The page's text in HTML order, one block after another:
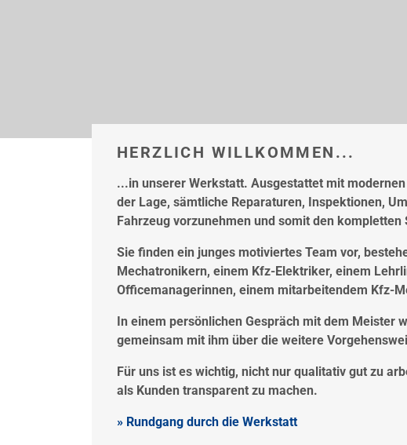
HERZLICH WILLKOMMEN...
...in unserer Werkstatt. Ausgestattet mit
der Lage, sämtliche Reparaturen, Inspektionen,
Fahrzeug vorzunehmen und somit den
Sie finden ein junges motiviertes Team vor,
Mechatronikern, einem Kfz-Elektriker, einem
Officemanagerinnen, einem mitarbeitendem Kfz-
In einem persönlichen Gespräch mit dem Meister
gemeinsam mit ihm über die weitere
Für uns ist es wichtig, nicht nur qualitativ gut zu
als Kunden transparent zu machen.
» Rundgang durch die Werkstatt